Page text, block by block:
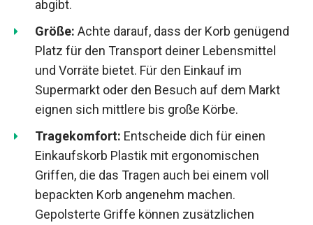
abgibt.
Größe: Achte darauf, dass der Korb genügend
Platz für den Transport deiner Lebensmittel
und Vorräte bietet. Für den Einkauf im
Supermarkt oder den Besuch auf dem Markt
eignen sich mittlere bis große Körbe.
Tragekomfort: Entscheide dich für einen
Einkaufskorb Plastik mit ergonomischen
Griffen, die das Tragen auch bei einem voll
bepackten Korb angenehm machen.
Gepolsterte Griffe können zusätzlichen